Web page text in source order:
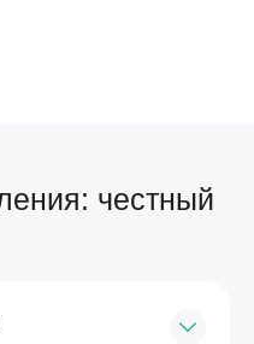
честный